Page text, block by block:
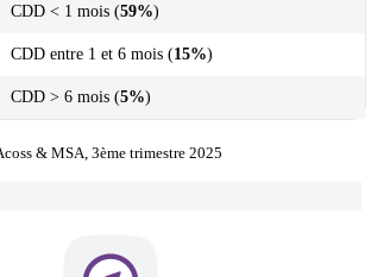
CDD < 1 mois (59%)
CDD entre 1 et 6 mois (15%)
CDD > 6 mois (5%)
& MSA, 3ème trimestre 2025